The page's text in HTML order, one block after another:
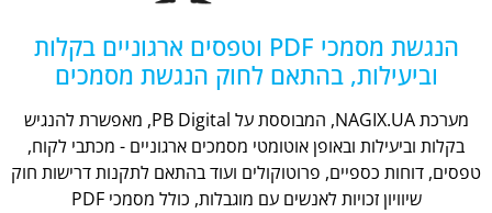
הנגשת מסמכי PDF וטפסים ארגוניים בקלות
וביעילות, בהתאם לחוק הנגשת מסמכים
מערכת NAGIX.UA, המבוססת על PB Digital, מאפשרת להנגיש
בקלות וביעילות ובאופן אוטומטי מסמכים ארגוניים - מכתבי לקוח,
טפסים, דוחות כספיים, פרוטוקולים ועוד בהתאם לתקנות דרישות חוק
שיוויון זכויות לאנשים עם מוגבלות, כולל מסמכי PDF